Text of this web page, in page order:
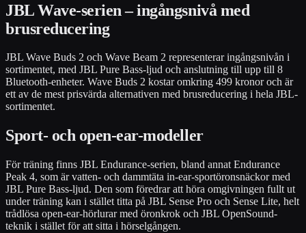
JBL Wave-serien – ingångsnivå med
brusreducering
JBL Wave Buds 2 och Wave Beam 2 representerar ingångsnivån i
sortimentet, med JBL Pure Bass-ljud och anslutning till upp till 8
Bluetooth-enheter. Wave Buds 2 kostar omkring 499 kronor och är
ett av de mest prisvärda alternativen med brusreducering i hela JBL-
sortimentet.
Sport- och open-ear-modeller
För träning finns JBL Endurance-serien, bland annat Endurance
Peak 4, som är vatten- och dammtäta in-ear-sportöronsnäckor med
JBL Pure Bass-ljud. Den som föredrar att höra omgivningen fullt ut
under träning kan i stället titta på JBL Sense Pro och Sense Lite, helt
trådlösa open-ear-hörlurar med öronkrok och JBL OpenSound-
teknik i stället för att sitta i hörselgången.